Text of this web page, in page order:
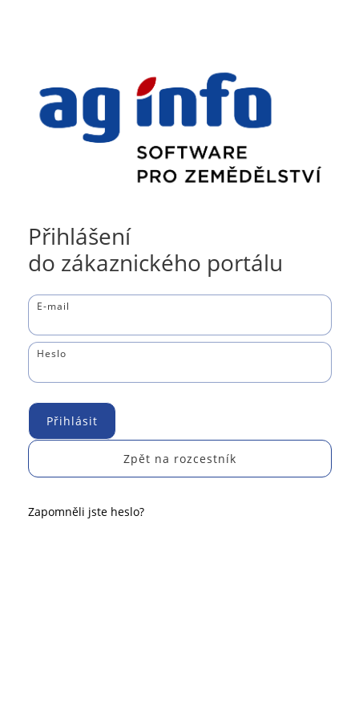
Přihlášení
do zákaznického portálu
E-mail
Heslo
Přihlásit
Zpět na rozcestník
Zapomněli jste heslo?